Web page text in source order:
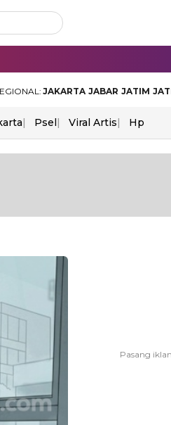
JAKARTA JABAR JATIM
Psel Viral Artis Hp